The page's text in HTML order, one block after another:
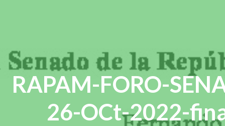
RAPAM-FORO-
26-OCt-2022-